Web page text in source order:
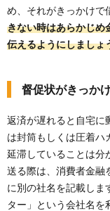
め、それがきっかけで
きない時はあらかじめ
伝えるようにしましょ
督促状がきっか
返済が遅れると自宅に
は封筒もしくは圧着ハ
延滞していることは分
送る際は、消費者金融
に別の社名を記載しま
ター」という会社名を